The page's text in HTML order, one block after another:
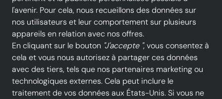
l'avenir. Pour cela, nous recueillons des données sur
nos utilisateurs et leur comportement sur plusieurs
appareils en relation avec nos offres.
En cliquant sur le bouton "J'accepte ", vous consentez à
cela et vous nous autorisez à partager ces données
avec des tiers, tels que nos partenaires marketing ou
technologiques externes. Cela peut inclure le
traitement de vos données aux États-Unis. Si vous ne
Tous les produits
TOUS LES FILTRES